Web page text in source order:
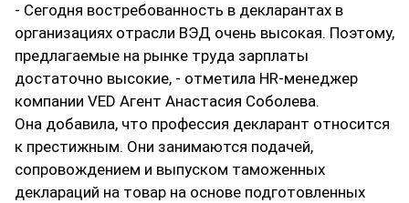
- Сегодня востребованность в декларантах в
организациях отрасли ВЭД очень высокая. Поэтому,
предлагаемые на рынке труда зарплаты
достаточно высокие, - отметила HR-менеджер
компании VED Агент Анастасия Соболева.
Она добавила, что профессия декларант относится
к престижным. Они занимаются подачей,
сопровождением и выпуском таможенных
деклараций на товар на основе подготовленных